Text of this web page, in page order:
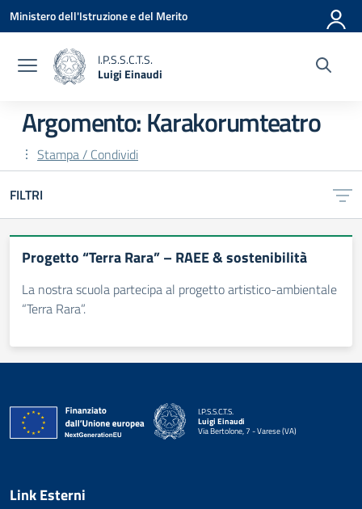
Vai ai contenuti
Vai al menu di navigazione
Vai al footer
Ministero dell'Istruzione e del Merito
I.P.S.S.C.T.S.
Luigi Einaudi
— Visita la pagina iniziale della scuola
Argomento: Karakorumteatro
Stampa / Condividi
FILTRI
Progetto “Terra Rara” – RAEE & sostenibilità
La nostra scuola partecipa al progetto artistico-ambientale
“Terra Rara”.
I.P.S.S.C.T.S.
Luigi Einaudi
Via Bertolone, 7 - Varese (VA)
— Visita la pagina iniziale della scuola
Link Esterni